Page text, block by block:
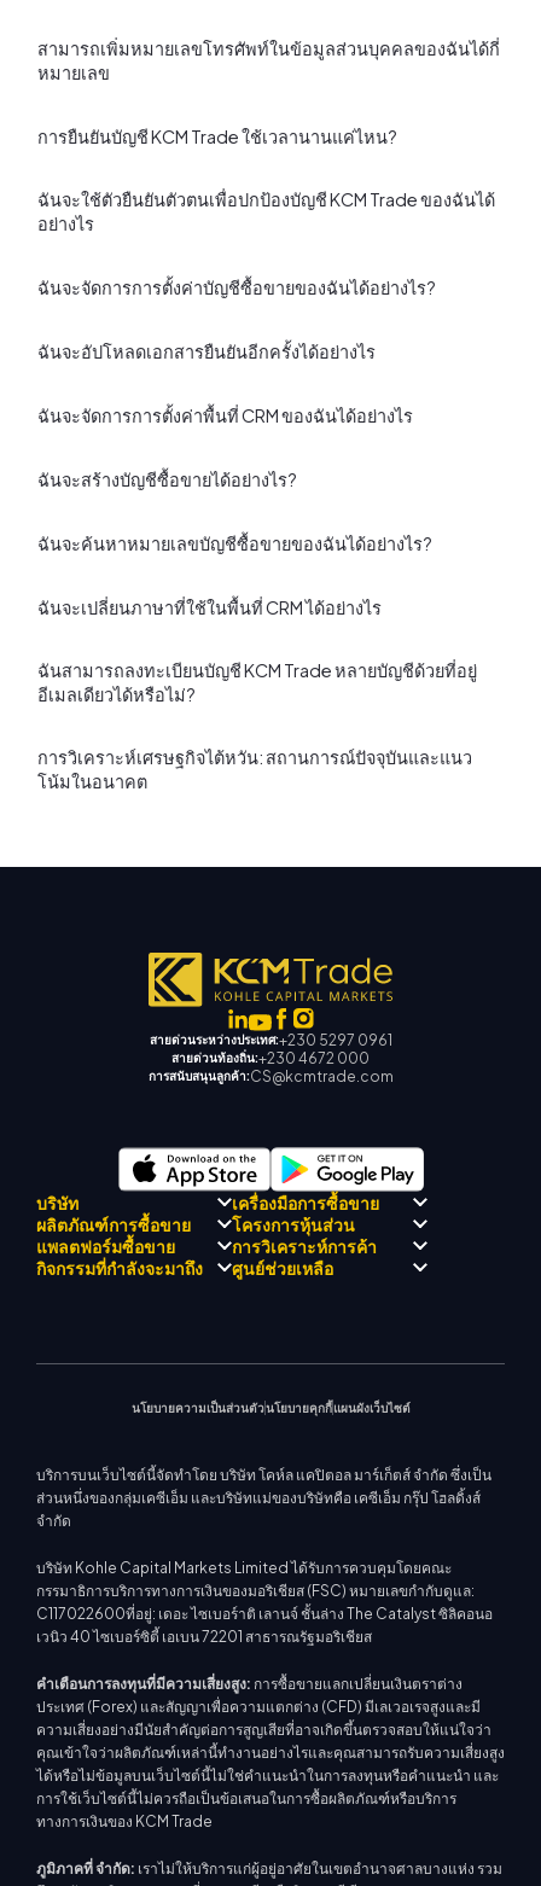
สามารถเพิ่มหมายเลขโทรศัพท์ในข้อมูลส่วนบุคคลของฉันได้กี่
หมายเลข
การยืนยันบัญชี KCM Trade ใช้เวลานานแค่ไหน?
ฉันจะใช้ตัวยืนยันตัวตนเพื่อปกป้องบัญชี KCM Trade ของฉันได้
อย่างไร
ฉันจะจัดการการตั้งค่าบัญชีซื้อขายของฉันได้อย่างไร?
ฉันจะอัปโหลดเอกสารยืนยันอีกครั้งได้อย่างไร
ฉันจะจัดการการตั้งค่าพื้นที่ CRM ของฉันได้อย่างไร
ฉันจะสร้างบัญชีซื้อขายได้อย่างไร?
ฉันจะค้นหาหมายเลขบัญชีซื้อขายของฉันได้อย่างไร?
ฉันจะเปลี่ยนภาษาที่ใช้ในพื้นที่ CRM ได้อย่างไร
ฉันสามารถลงทะเบียนบัญชี KCM Trade หลายบัญชีด้วยที่อยู่
อีเมลเดียวได้หรือไม่?
การวิเคราะห์เศรษฐกิจไต้หวัน: สถานการณ์ปัจจุบันและแนว
โน้มในอนาคต
สายด่วนระหว่างประเทศ:+230 5297 0961
สายด่วนท้องถิ่น:+230 4672 000
การสนับสนุนลูกค้า:CS@kcmtrade.com
บริษัท
การปฏิบัติตามกฎระเบียบ
เกี่ยวกับ KCM เทรด
ทีมดริฟท์เทรด เคซีเอ็ม
เครื่องมือการซื้อขาย
KCM เทรด AI ที่ปรึกษา
ศูนย์สัญญาณเทรด เคซีเอ็ม
ปฏิทินเศรษฐกิ
ผลิตภัณฑ์การซื้อขาย
Forex
โครงการหุ้นส่วน
แนะนำโปรแกรมโบรกเกอร์
แพลตฟอร์มซื้อขาย การวิเคราะห์การค้า
ทีมนักวิเคราะห์ตลาด
กิจกรรมที่กำลังจะมาถึง ศูนย์ช่วยเหลือ
นโยบายความเป็นส่วนตัวนโยบายคุกกี้ แผนผังเว็บไซต์
บริการบนเว็บไซต์นี้จัดทำโดย บริษัท โคห์ล แคปิตอล มาร์เก็ตส์ จำกัด ซึ่งเป็น
ส่วนหนึ่งของกลุ่มเคซีเอ็ม และบริษัทแม่ของบริษัทคือ เคซีเอ็ม กรุ๊ป โฮลดิ้งส์
จำกัด
บริษัท Kohle Capital Markets Limited ได้รับการควบคุมโดยคณะ
กรรมาธิการบริการทางการเงินของมอริเชียส (FSC) หมายเลขกำกับดูแล:
C117022600ที่อยู่: เดอะ ไซเบอร์าติ เลานจ์ ชั้นล่าง The Catalyst ซิลิคอนอ
เวนิว 40 ไซเบอร์ซิตี้ เอเบน 72201 สาธารณรัฐมอริเชียส
คำเตือนการลงทุนที่มีความเสี่ยงสูง: การซื้อขายแลกเปลี่ยนเงินตราต่าง
ประเทศ (Forex) และสัญญาเพื่อความแตกต่าง (CFD) มีเลเวอเรจสูงและมี
ความเสี่ยงอย่างมีนัยสำคัญต่อการสูญเสียที่อาจเกิดขึ้นตรวจสอบให้แน่ใจว่า
คุณเข้าใจว่าผลิตภัณฑ์เหล่านี้ทำงานอย่างไรและคุณสามารถรับความเสี่ยงสูง
ได้หรือไม่ข้อมูลบนเว็บไซต์นี้ไม่ใช่คำแนะนำในการลงทุนหรือคำแนะนำ และ
การใช้เว็บไซต์นี้ไม่ควรถือเป็นข้อเสนอในการซื้อผลิตภัณฑ์หรือบริการ
ทางการเงินของ KCM Trade
ภูมิภาคที่ จำกัด: เราไม่ให้บริการแก่ผู้อยู่อาศัยในเขตอำนาจศาลบางแห่ง รวม